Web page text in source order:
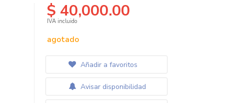
$ 40,000.00
IVA incluido
agotado
Añadir a favoritos
Avisar disponibilidad